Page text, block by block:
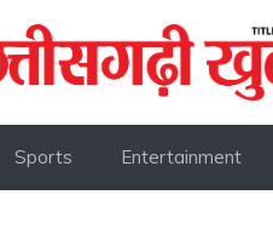
Sports Entertainment